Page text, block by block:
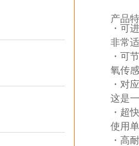
产品
・可
非常
・可
氧传
・对
这是
・超
使用
・高